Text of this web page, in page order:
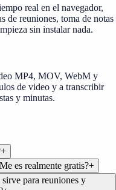
real en el navegador,
de reuniones, toma de notas
sin instalar nada.
MP4, MOV, WebM y
de video y a transcribir
y minutas.
+
es realmente gratis?+
para reuniones y